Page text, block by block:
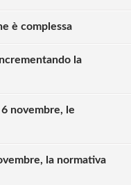
è complessa
la
novembre, le
la normativa